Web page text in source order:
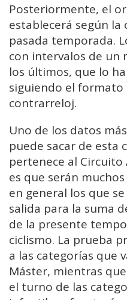
Posteriormente, el
establecerá según la
pasada temporada.
con intervalos de un
los últimos, que lo
siguiendo el
contrarreloj.
Uno de los datos
puede sacar de esta
pertenece al
es que serán
en general los que
salida para la suma
de la presente
ciclismo. La prueba
a las categorías que
Máster, mientras
el turno de las